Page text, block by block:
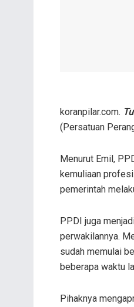
koranpilar.com.
(Persatuan
Menurut Emil,
kemuliaan
pemerintah
PPDI juga
perwakilannya.
sudah memulai
beberapa waktu
Pihaknya